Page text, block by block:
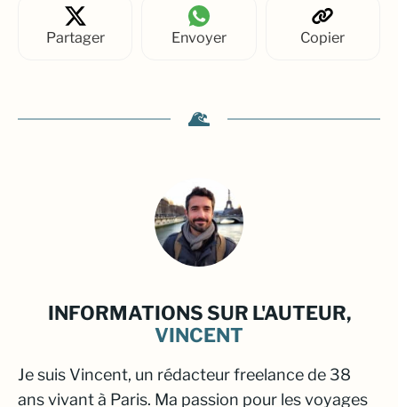
Partager Envoyer Copier
INFORMATIONS SUR L'AUTEUR,
VINCENT
Je suis Vincent, un rédacteur freelance de 38
ans vivant à Paris. Ma passion pour les voyages